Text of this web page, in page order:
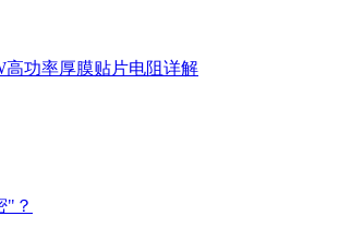
高功率厚膜贴片电阻详解
"？